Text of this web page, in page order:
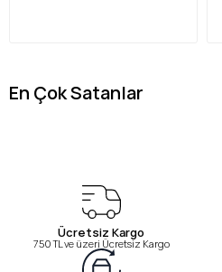
En Çok Satanlar
Ücretsiz Kargo
750 TL ve üzeri Ücretsiz Kargo